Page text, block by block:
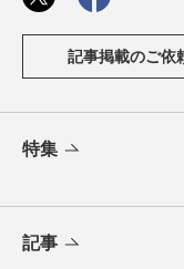
記事掲載のご依
特集
記事